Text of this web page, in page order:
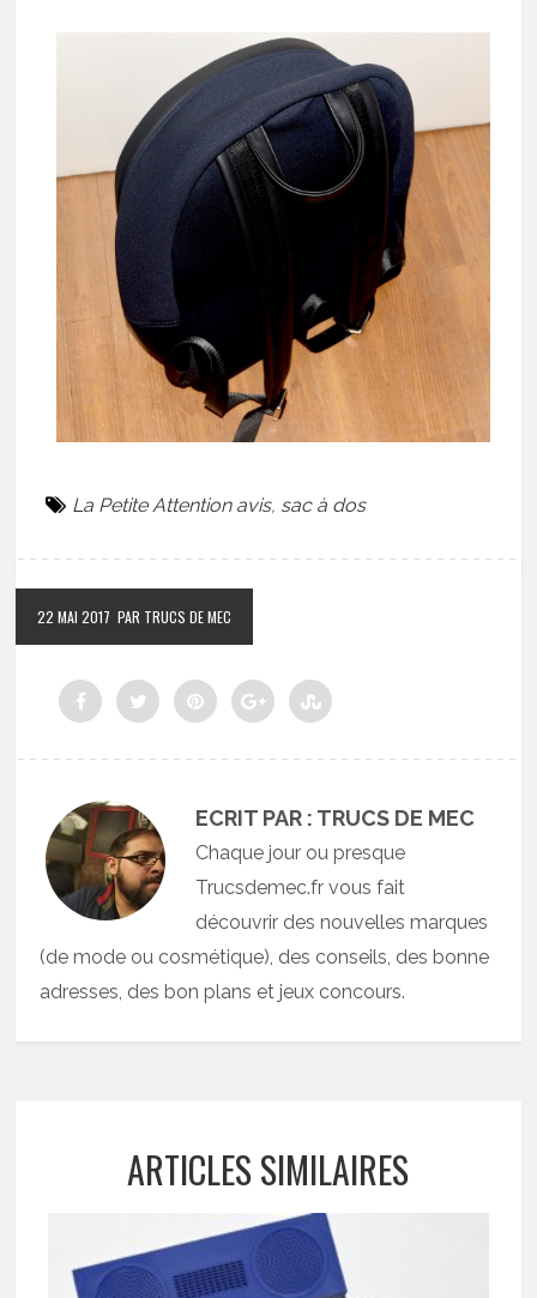
La Petite Attention avis, sac à dos
22 MAI 2017 PAR TRUCS DE MEC
ECRIT PAR : TRUCS DE MEC
Chaque jour ou presque
Trucsdemec.fr vous fait
découvrir des nouvelles marques
(de mode ou cosmétique), des conseils, des bonne
adresses, des bon plans et jeux concours.
ARTICLES SIMILAIRES